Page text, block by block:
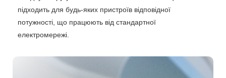
підходить для будь-яких пристроїв відповідної
потужності, що працюють від стандартної
електромережі.